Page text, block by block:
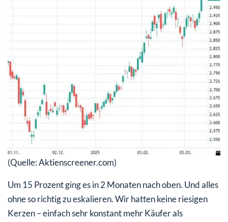
(Quelle: Aktienscreener.com)
Um 15 Prozent ging es in 2 Monaten nach oben. Und alles
ohne so richtig zu eskalieren. Wir hatten keine riesigen
Kerzen – einfach sehr konstant mehr Käufer als